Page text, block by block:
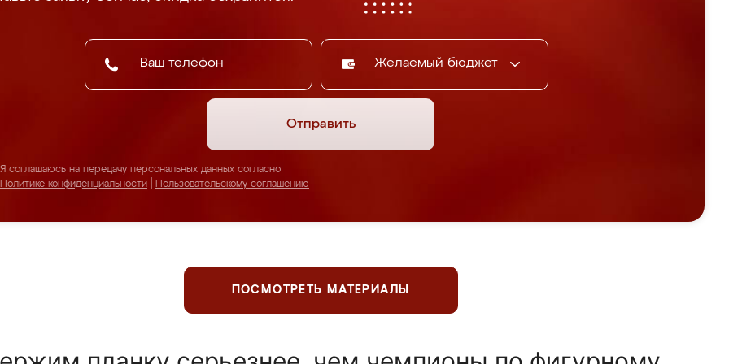
Желаемый бюджет
Отправить
Я соглашаюсь на передачу персональных данных согласно
Политике конфиденциальности
Пользовательскому соглашению
ПОСМОТРЕТЬ МАТЕРИАЛЫ